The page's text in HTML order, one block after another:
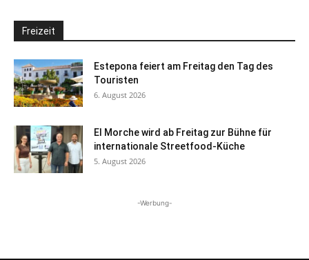
Freizeit
Estepona feiert am Freitag den Tag des
Touristen
6. August 2026
El Morche wird ab Freitag zur Bühne für
internationale Streetfood-Küche
5. August 2026
-Werbung-